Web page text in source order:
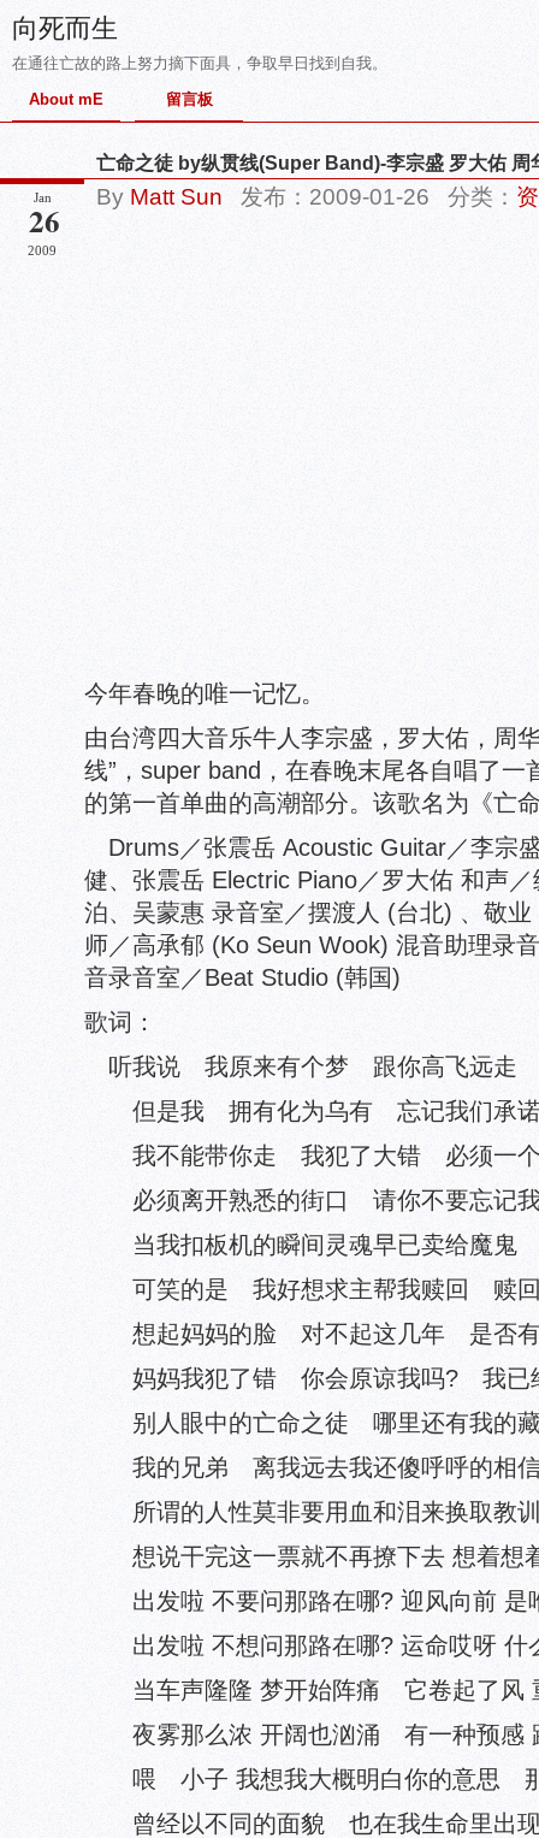
向死而生
在通往亡故的路上努力摘下面具，争取早日找到自我。
About mE
留言板
Jan
26
2009
亡命之徒 by纵贯线(Super Band)-李宗盛 罗大佑 周
By Matt Sun 发布：2009-01-26 分类：
今年春晚的唯一记忆。
由台湾四大音乐牛人李宗盛，罗大佑，周
线”，super band，在春晚末尾各自唱了
的第一首单曲的高潮部分。该歌名为《亡
Drums／张震岳 Acoustic Guitar／李宗
健、张震岳 Electric Piano／罗大佑 和声
泊、吴蒙惠 录音室／摆渡人 (台北) 、敬
师／高承郁 (Ko Seun Wook) 混音助理录
音录音室／Beat Studio (韩国)
歌词：
听我说 我原来有个梦 跟你高飞远走
但是我 拥有化为乌有 忘记我们承诺
我不能带你走 我犯了大错 必须一个
必须离开熟悉的街口 请你不要忘记
当我扣板机的瞬间灵魂早已卖给魔鬼
可笑的是 我好想求主帮我赎回 赎回
想起妈妈的脸 对不起这几年 是否有
妈妈我犯了错 你会原谅我吗? 我已
别人眼中的亡命之徒 哪里还有我的
我的兄弟 离我远去我还傻呼呼的相
所谓的人性莫非要用血和泪来换取教
想说干完这一票就不再撩下去 想着想
出发啦 不要问那路在哪? 迎风向前 是
出发啦 不想问那路在哪? 运命哎呀 什
当车声隆隆 梦开始阵痛 它卷起了风
夜雾那么浓 开阔也汹涌 有一种预感
喂 小子 我想我大概明白你的意思 那
曾经以不同的面貌 也在我生命里出现